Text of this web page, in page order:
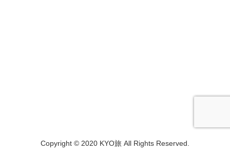
Copyright © 2020 KYO旅 All Rights Reserved.